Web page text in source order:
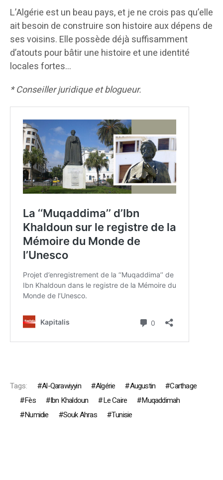
L’Algérie est un beau pays, et je ne crois pas qu’elle
ait besoin de construire son histoire aux dépens de
ses voisins. Elle possède déjà suffisamment
d’atouts pour bâtir une histoire et une identité
locales fortes…
* Conseiller juridique et blogueur.
Tags: Al-Qarawiyyin Algérie Augustin
Carthage
Fès
Ibn Khaldoun Le Caire
Muqaddimah
Numidie
Souk Ahras Tunisie